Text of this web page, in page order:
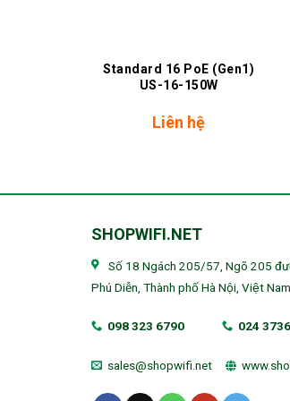
Standard 16 PoE (Gen1)
US-16-150W
Liên hệ
SHOPWIFI.NET
Số 18 Ngách 205/57, Ngõ 205
Phú Diễn, Thành phố Hà Nội, Việt Nam
098 323 6790 024
sales@shopwifi.net